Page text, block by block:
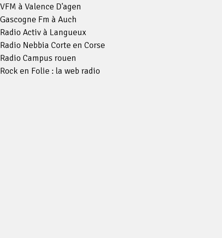
VFM à Valence D'agen
Gascogne Fm à Auch
Radio Activ à Langueux
Radio Nebbia Corte en Corse
Radio Campus rouen
Rock en Folie : la web radio